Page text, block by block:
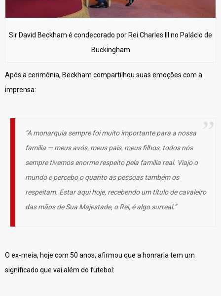
Sir David Beckham é condecorado por Rei Charles III no Palácio de
Buckingham
Após a cerimônia, Beckham compartilhou suas emoções com a
imprensa:
“A monarquia sempre foi muito importante para a nossa
família — meus avós, meus pais, meus filhos, todos nós
sempre tivemos enorme respeito pela família real. Viajo o
mundo e percebo o quanto as pessoas também os
respeitam. Estar aqui hoje, recebendo um título de cavaleiro
das mãos de Sua Majestade, o Rei, é algo surreal.”
O ex-meia, hoje com 50 anos, afirmou que a honraria tem um
significado que vai além do futebol: